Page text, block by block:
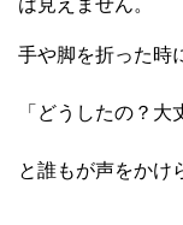
は見えません。
手や脚を折った時
「どうしたの？大
と誰もが声をかけ